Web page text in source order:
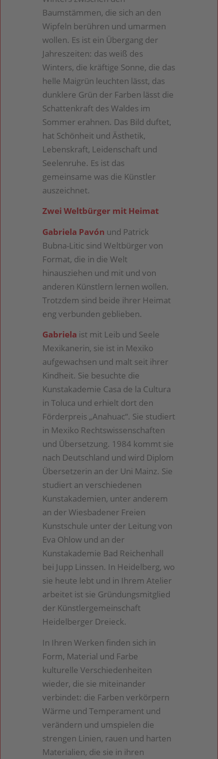
Baumstämmen, die sich an den
Wipfeln berühren und umarmen
wollen. Es ist ein Übergang der
Jahreszeiten: das weiß des
Winters, die kräftige Sonne, die das
helle Maigrün leuchten lässt, das
dunklere Grün der Farben lässt die
Schattenkraft des Waldes im
Sommer erahnen. Das Bild duftet,
hat Schönheit und Ästhetik,
Lebenskraft, Leidenschaft und
Seelenruhe. Es ist das
gemeinsame was die Künstler
auszeichnet.
Zwei Weltbürger mit Heimat
Gabriela Pavón und Patrick
Bubna-Litic sind Weltbürger von
Format, die in die Welt
hinausziehen und mit und von
anderen Künstlern lernen wollen.
Trotzdem sind beide ihrer Heimat
eng verbunden geblieben.
Gabriela ist mit Leib und Seele
Mexikanerin, sie ist in Mexiko
aufgewachsen und malt seit ihrer
Kindheit. Sie besuchte die
Kunstakademie Casa de la Cultura
in Toluca und erhielt dort den
Förderpreis „Anahuac“. Sie studiert
in Mexiko Rechtswissenschaften
und Übersetzung. 1984 kommt sie
nach Deutschland und wird Diplom
Übersetzerin an der Uni Mainz. Sie
studiert an verschiedenen
Kunstakademien, unter anderem
an der Wiesbadener Freien
Kunstschule unter der Leitung von
Eva Ohlow und an der
Kunstakademie Bad Reichenhall
bei Jupp Linssen. In Heidelberg, wo
sie heute lebt und in Ihrem Atelier
arbeitet ist sie Gründungsmitglied
der Künstlergemeinschaft
Heidelberger Dreieck.
In Ihren Werken finden sich in
Form, Material und Farbe
kulturelle Verschiedenheiten
wieder, die sie miteinander
verbindet: die Farben verkörpern
Wärme und Temperament und
verändern und umspielen die
strengen Linien, rauen und harten
Materialien, die sie in ihren